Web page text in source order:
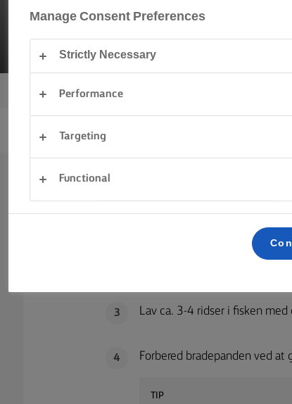
FREMGANGSMÅDE
Vask havbarsen indvendigt
3 Lav ca. 3-4 ridser i fisken
4 Forbered bradepanden ved
TIP
Manage Consent Preferences
Strictly Necessary
Performance
Targeting
Functional